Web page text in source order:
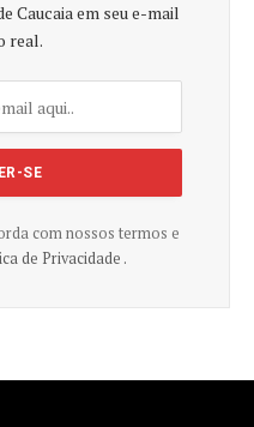
Caucaia em seu e-mail
real.
com nossos termos e
de Privacidade .